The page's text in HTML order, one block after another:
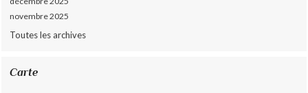
novembre 2025
Toutes les archives
Carte